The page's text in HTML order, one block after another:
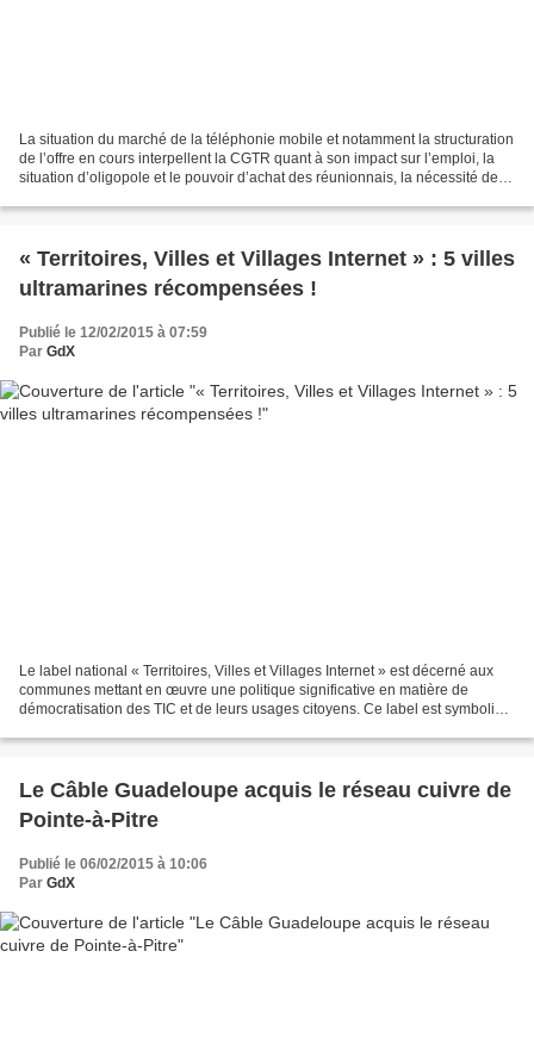
La situation du marché de la téléphonie mobile et notamment la structuration
de l’offre en cours interpellent la CGTR quant à son impact sur l’emploi, la
situation d’oligopole et le pouvoir d’achat des réunionnais, la nécessité de
« Territoires, Villes et Villages Internet » : 5 villes
ultramarines récompensées !
Publié le 12/02/2015 à 07:59
Par GdX
Le label national « Territoires, Villes et Villages Internet » est décerné aux
communes mettant en œuvre une politique significative en matière de
démocratisation des TIC et de leurs usages citoyens. Ce label est symbolisé
Le Câble Guadeloupe acquis le réseau cuivre de
Pointe-à-Pitre
Publié le 06/02/2015 à 10:06
Par GdX